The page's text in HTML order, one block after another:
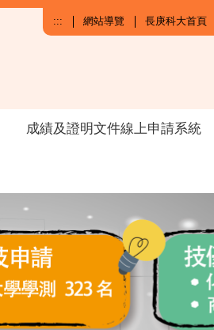
::: 網站導覽 長庚科大首頁
成績及證明文件線上申請系統